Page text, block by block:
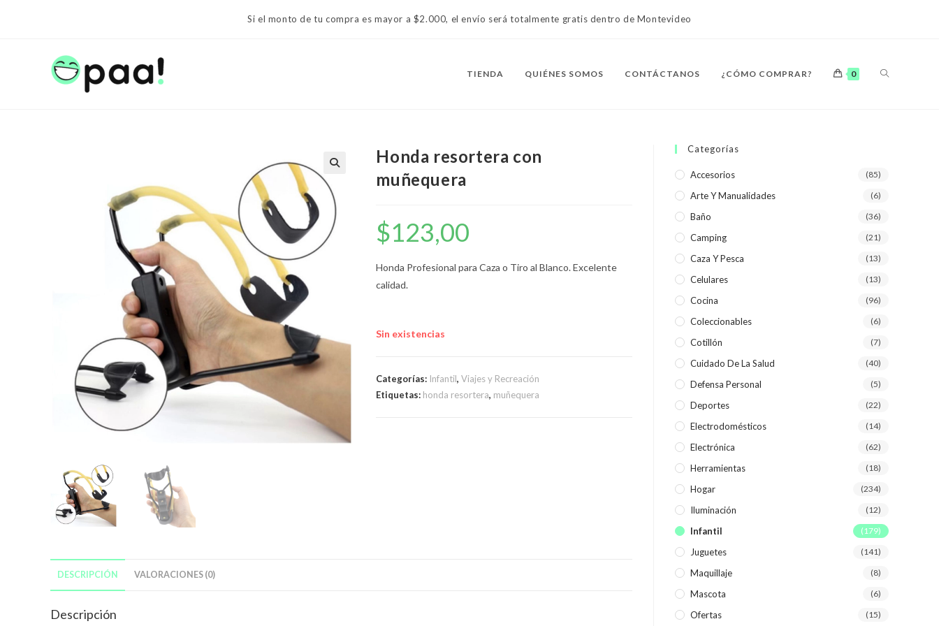
Si el monto de tu compra es mayor a $2.000, el envío será totalmente gratis dentro de Montevideo
TIENDA QUIÉNES SOMOS CONTÁCTANOS ¿CÓMO COMPRAR? 0 ALTERNAR
DE
LA
Honda resortera con
muñequera
$123,00
Honda Profesional para Caza o Tiro al Blanco. Excelente
calidad.
Sin existencias
Categorías: Infantil,Viajes y Recreación
Etiquetas: honda resortera, muñequera
DESCRIPCIÓN VALORACIONES (0)
Descripción
Categorías
Accesorios (85)
Arte Y Manualidades (6)
Baño (36)
Camping (21)
Caza Y Pesca (13)
Celulares (13)
Cocina (96)
Coleccionables (6)
Cotillón (7)
Cuidado De La Salud (40)
Defensa Personal (5)
Deportes (22)
Electrodomésticos (14)
Electrónica (62)
Herramientas (18)
Hogar (234)
Iluminación (12)
Infantil (179)
Juguetes (141)
Maquillaje (8)
Mascota (6)
Ofertas (15)